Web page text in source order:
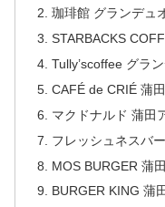
珈琲館 グランデュ
STARBACKS
Tully’scoffee グラ
CAFÉ de CRIÉ 蒲
マクドナルド 蒲田
フレッシュネスバ
MOS BURGER 蒲
BURGER KING 蒲